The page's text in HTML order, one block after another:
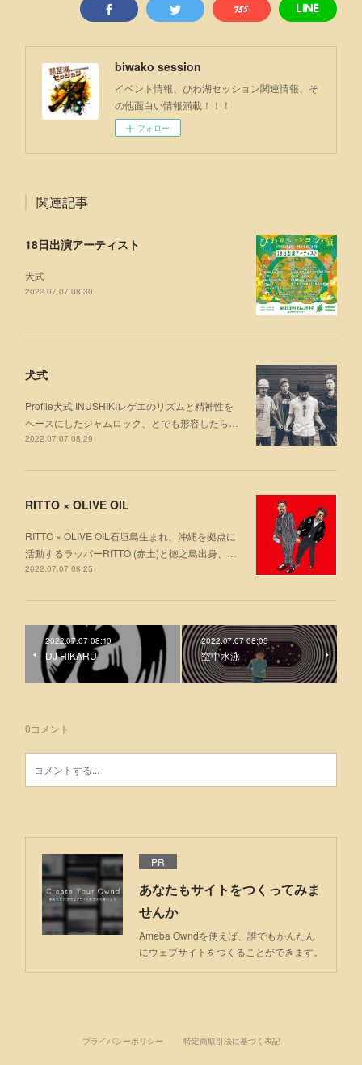
biwako session
イベント情報、びわ湖セッション関連情報、そ
の他面白い情報満載！！！
フォロー
関連記事
18日出演アーティスト
犬式
2022.07.07 08:30
犬式
Profile犬式 INUSHIKIレゲエのリズムと精神性を
ベースにしたジャムロック、とでも形容したら…
2022.07.07 08:29
RITTO × OLIVE OIL
RITTO × OLIVE OIL石垣島生まれ、沖縄を拠点に
活動するラッパーRITTO (赤土)と徳之島出身、…
2022.07.07 08:25
2022.07.07 08:10
DJ HIKARU
2022.07.07 08:05
空中⽔泳
0コメント
PR
あなたもサイトをつくってみま
せんか
Ameba Owndを使えば、誰でもかんたん
にウェブサイトをつくることができます。
プライバシーポリシー 特定商取引法に基づく表記